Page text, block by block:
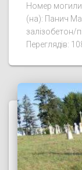
Номер
(на): Панич
залізобетон/
Переглядів: